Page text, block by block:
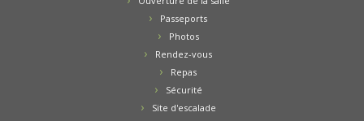
Passeports
Photos
Rendez-vous
Repas
Sécurité
Site d'escalade